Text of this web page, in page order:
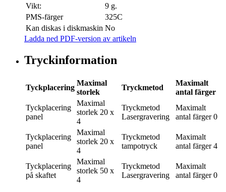
Vikt:
9 g.
PMS-färger
325C
Kan diskas i diskmaskin No
Ladda ned PDF-version av artikeln
Tryckinformation
Tyckplacering
Maximal
storlek
Tryckmetod
Maximalt
antal färger
Tyckplacering
panel
Maximal
storlek 20 x
4
Tryckmetod
Lasergravering
Maximalt
antal färger 0
Tyckplacering
panel
Maximal
storlek 20 x
4
Tryckmetod
tampotryck
Maximalt
antal färger 4
Tyckplacering
på skaftet
Maximal
storlek 50 x
4
Tryckmetod
Lasergravering
Maximalt
antal färger 0